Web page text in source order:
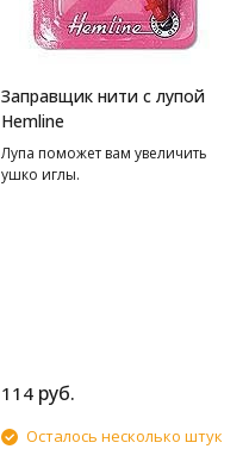
Заправщик нити с лупой
Hemline
Лупа поможет вам увеличить
ушко иглы.
114 руб.
Осталось несколько штук